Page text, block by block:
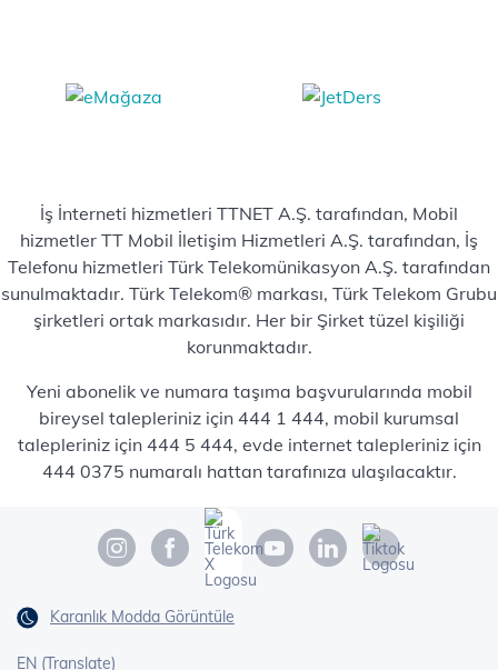
İş İnterneti hizmetleri TTNET A.Ş. tarafından, Mobil
hizmetler TT Mobil İletişim Hizmetleri A.Ş. tarafından, İş
Telefonu hizmetleri Türk Telekomünikasyon A.Ş. tarafından
sunulmaktadır. Türk Telekom® markası, Türk Telekom Grubu
şirketleri ortak markasıdır. Her bir Şirket tüzel kişiliği
korunmaktadır.
Yeni abonelik ve numara taşıma başvurularında mobil
bireysel talepleriniz için 444 1 444, mobil kurumsal
talepleriniz için 444 5 444, evde internet talepleriniz için
444 0375 numaralı hattan tarafınıza ulaşılacaktır.
Karanlık Modda Görüntüle
EN (Translate)